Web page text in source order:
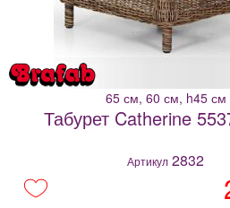
65 см, 60 см, h45 см
Табурет Catherine
Артикул 2832